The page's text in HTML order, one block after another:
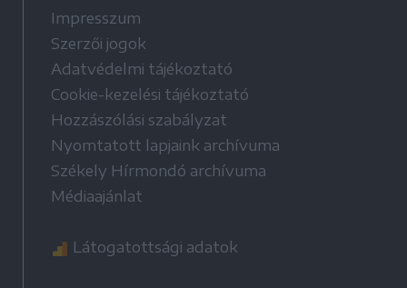
Impresszum
Szerzői jogok
Adatvédelmi tájékoztató
Cookie-kezelési tájékoztató
Hozzászólási szabályzat
Nyomtatott lapjaink archívuma
Székely Hírmondó archívuma
Médiaajánlat
Látogatottsági adatok